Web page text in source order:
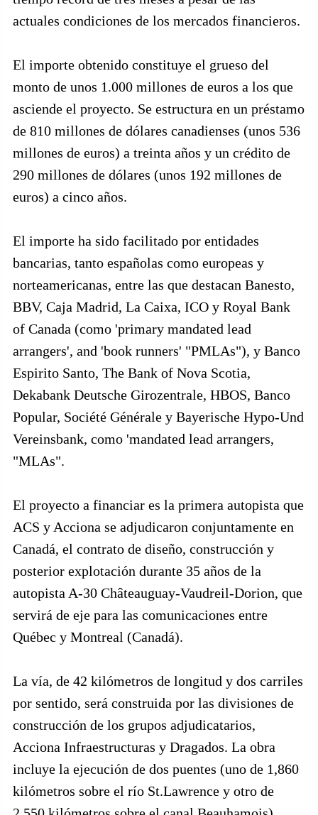
actuales condiciones de los mercados financieros.
El importe obtenido constituye el grueso del
monto de unos 1.000 millones de euros a los que
asciende el proyecto. Se estructura en un préstamo
de 810 millones de dólares canadienses (unos 536
millones de euros) a treinta años y un crédito de
290 millones de dólares (unos 192 millones de
euros) a cinco años.
El importe ha sido facilitado por entidades
bancarias, tanto españolas como europeas y
norteamericanas, entre las que destacan Banesto,
BBV, Caja Madrid, La Caixa, ICO y Royal Bank
of Canada (como 'primary mandated lead
arrangers', and 'book runners' "PMLAs"), y Banco
Espirito Santo, The Bank of Nova Scotia,
Dekabank Deutsche Girozentrale, HBOS, Banco
Popular, Société Générale y Bayerische Hypo-Und
Vereinsbank, como 'mandated lead arrangers,
"MLAs".
El proyecto a financiar es la primera autopista que
ACS y Acciona se adjudicaron conjuntamente en
Canadá, el contrato de diseño, construcción y
posterior explotación durante 35 años de la
autopista A-30 Châteauguay-Vaudreil-Dorion, que
servirá de eje para las comunicaciones entre
Québec y Montreal (Canadá).
La vía, de 42 kilómetros de longitud y dos carriles
por sentido, será construida por las divisiones de
construcción de los grupos adjudicatarios,
Acciona Infraestructuras y Dragados. La obra
incluye la ejecución de dos puentes (uno de 1,860
kilómetros sobre el río St.Lawrence y otro de